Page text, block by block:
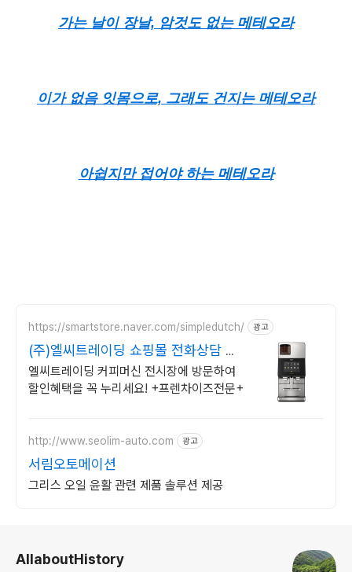
가는 날이 장날, 암것도 없는 메테오라
이가 없음 잇몸으로, 그래도 건지는 메테오라
아쉽지만 접어야 하는 메테오라
https://smartstore.naver.com/simpledutch/ 광고
(주)엘씨트레이딩 쇼핑몰 전화상담 추
가할인
엘씨트레이딩 커피머신 전시장에 방문하여
할인혜택을 꼭 누리세요! +프렌차이즈전문+
http://www.seolim-auto.com 광고
서림오토메이션
그리스 오일 윤활 관련 제품 솔루션 제공
AllaboutHistory